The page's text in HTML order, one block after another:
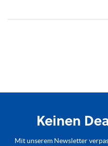
Keinen
Mit unserem Newsletter